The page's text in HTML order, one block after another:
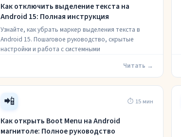
Как отключить выделение текста на
Android 15: Полная инструкция
Узнайте, как убрать маркер выделения текста в
Android 15. Пошаговое руководство, скрытые
настройки и работа с системными
Читать →
📲 ⏱ 15 мин
Как открыть Boot Menu на Android
магнитоле: Полное руководство